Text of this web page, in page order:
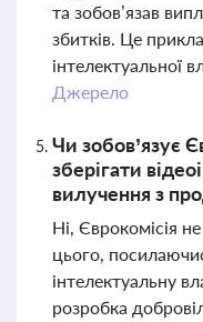
та зобов’язав
збитків. Це
інтелектуальної
Джерело
Чи зобов’язує
зберігати
вилучення з
Ні, Єврокомісія
цього,
інтелектуальну
розробка